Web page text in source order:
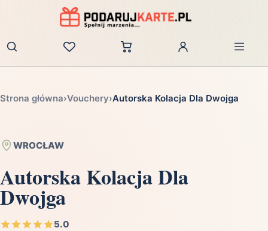
Zaloguj
Strona główna›Vouchery›Autorska Kolacja Dla Dwojga
WROCŁAW
Autorska Kolacja Dla
Dwojga
5.0